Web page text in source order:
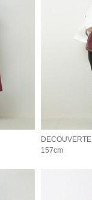
DECOUVERTE
157cm